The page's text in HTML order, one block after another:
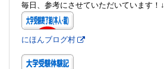
毎日、参考にさせていただいています！↓
にほんブログ村